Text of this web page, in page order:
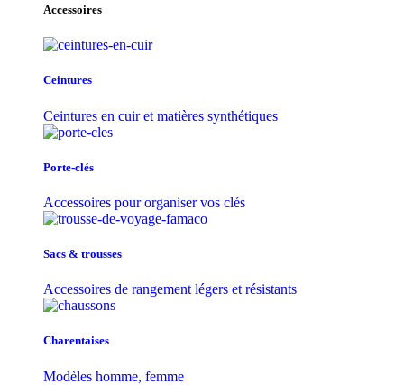
Accessoires
Ceintures
Ceintures en cuir et matières synthétiques
Porte-clés
Accessoires pour organiser vos clés
Sacs & trousse​s
Accessoires de rangement légers et résistants
Charentaises
Modèles homme, femme